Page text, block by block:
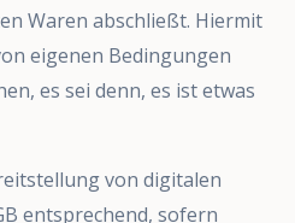
Waren abschließt. Hiermit
eigenen Bedingungen
es sei denn, es ist etwas
von digitalen
entsprechend, sofern